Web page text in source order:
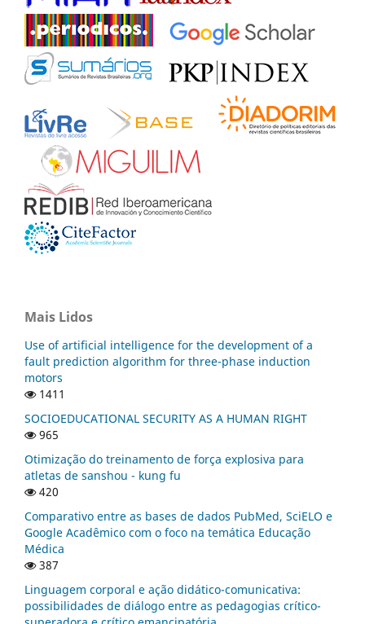
Mais Lidos
Use of artificial intelligence for the development of a
fault prediction algorithm for three-phase induction
motors
1411
SOCIOEDUCATIONAL SECURITY AS A HUMAN RIGHT
965
Otimização do treinamento de força explosiva para
atletas de sanshou - kung fu
420
Comparativo entre as bases de dados PubMed, SciELO e
Google Acadêmico com o foco na temática Educação
Médica
387
Linguagem corporal e ação didático-comunicativa:
possibilidades de diálogo entre as pedagogias crítico-